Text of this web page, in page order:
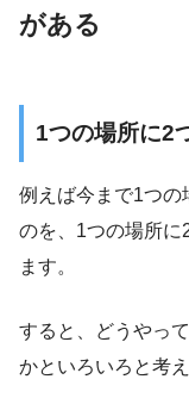
がある
1つの場所に2
例えば今まで1つの
のを、1つの場所に
ます。
すると、どうやっ
かといろいろと考